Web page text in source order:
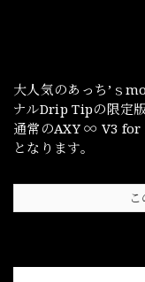
大人気のあっち’ｓ
ナルDrip Tipの限定
通常のAXY ∞ V3 for
となります。